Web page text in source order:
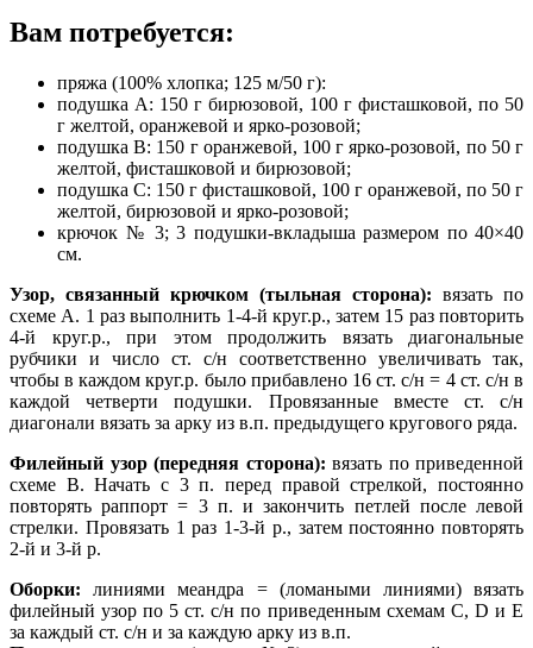
Вам потребуется:
пряжа (100% хлопка; 125 м/50 г):
подушка А: 150 г бирюзовой, 100 г фисташковой, по 50
г желтой, оранжевой и ярко-розовой;
подушка В: 150 г оранжевой, 100 г ярко-розовой, по 50 г
желтой, фисташковой и бирюзовой;
подушка С: 150 г фисташковой, 100 г оранжевой, по 50 г
желтой, бирюзовой и ярко-розовой;
крючок № 3; 3 подушки-вкладыша размером по 40×40
см.
Узор, связанный крючком (тыльная сторона): вязать по
схеме А. 1 раз выполнить 1-4-й круг.р., затем 15 раз повторить
4-й круг.р., при этом продолжить вязать диагональные
рубчики и число ст. с/н соответственно увеличивать так,
чтобы в каждом круг.р. было прибавлено 16 ст. с/н = 4 ст. с/н в
каждой четверти подушки. Провязанные вместе ст. с/н
диагонали вязать за арку из в.п. предыдущего кругового ряда.
Филейный узор (передняя сторона): вязать по приведенной
схеме В. Начать с 3 п. перед правой стрелкой, постоянно
повторять раппорт = 3 п. и закончить петлей после левой
стрелки. Провязать 1 раз 1-3-й р., затем постоянно повторять
2-й и 3-й р.
Оборки: линиями меандра = (ломаными линиями) вязать
филейный узор по 5 ст. с/н по приведенным схемам С, D и Е
за каждый ст. с/н и за каждую арку из в.п.